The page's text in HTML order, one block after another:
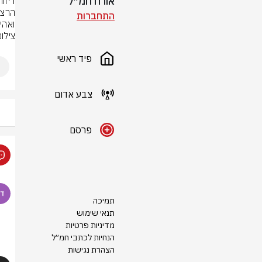
התחברות
פיד ראשי
צבע אדום
פרסם
תמיכה
תנאי שימוש
מדיניות פרטיות
הנחיות לכתבי חמ״ל
הצהרת נגישות
צילום: